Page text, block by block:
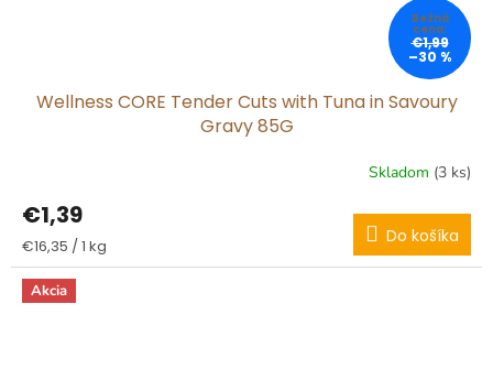
€1,99
–30 %
Wellness CORE Tender Cuts with Tuna in Savoury
Gravy 85G
Skladom (3 ks)
€1,39
Jednotková
cena:
€16,35 / 1 kg Do košíka
Akcia